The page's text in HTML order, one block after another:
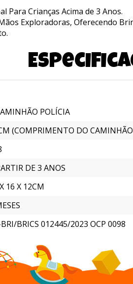
Para Crianças Acima de 3 Anos.
Exploradoras, Oferecendo
POLÍCIA
(COMPRIMENTO DO
DE 3 ANOS
16 X 12CM
BRICS 012445/2023 OCP 0098